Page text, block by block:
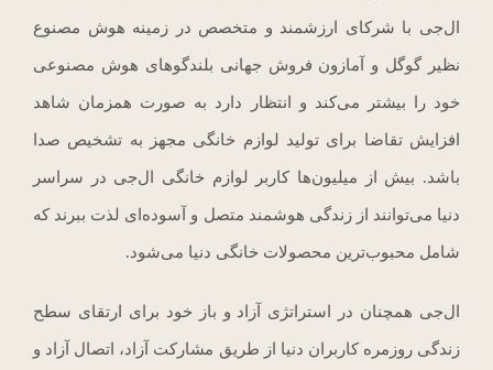
ال‌جی با شرکای ارزشمند و متخصص در زمینه هوش مصنوع
نظیر گوگل و آمازون فروش جهانی بلندگوهای هوش مصنوعی
خود را بیشتر می‌کند و انتظار دارد به صورت همزمان شاهد
افزایش تقاضا برای تولید لوازم خانگی مجهز به تشخیص صدا
باشد. بیش از میلیون‌ها کاربر لوازم خانگی ال‌جی در سراسر
دنیا می‌توانند از زندگی هوشمند متصل و آسوده‌ای لذت ببرند که
شامل محبوب‌ترین محصولات خانگی دنیا می‌شود.
ال‌جی همچنان در استراتژی آزاد و باز خود برای ارتقای سطح
زندگی روزمره کاربران دنیا از طریق مشارکت آزاد، اتصال آزاد و